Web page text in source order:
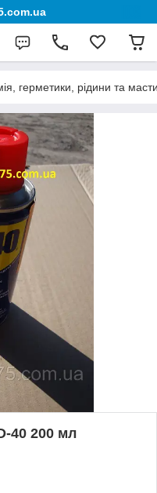
герметики, рідини та
40 200 мл